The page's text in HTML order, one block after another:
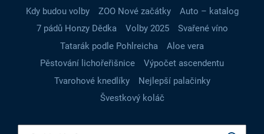
Kdy budou volby
ZOO Nové začátky
Auto – katalog
7 pádů Honzy Dědka
Volby 2025
Svařené víno
Tatarák podle Pohlreicha
Aloe vera
Pěstování lichořeřišnice
Výpočet ascendentu
Tvarohové knedlíky
Nejlepší palačinky
Švestkový koláč